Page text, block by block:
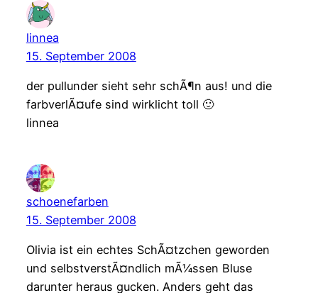
linnea
15. September 2008
der pullunder sieht sehr schÃ¶n aus! und die
farbverlÃ¤ufe sind wirklicht toll 🙂
linnea
schoenefarben
15. September 2008
Olivia ist ein echtes SchÃ¤tzchen geworden
und selbstverstÃ¤ndlich mÃ¼ssen Bluse
darunter heraus gucken. Anders geht das